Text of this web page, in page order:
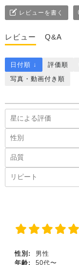
レビューを書く
レビュー Q&A
日付順 ↓ 評価順
写真・動画付き順
性別:
男性
年齢:
50代〜